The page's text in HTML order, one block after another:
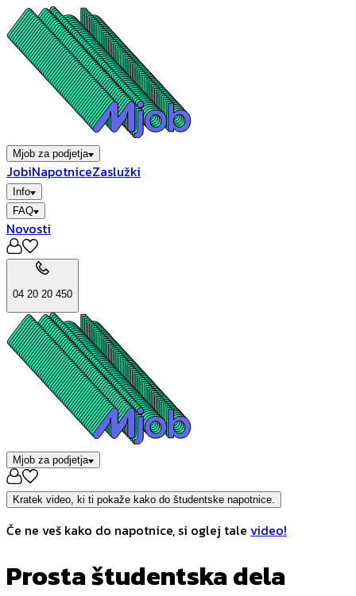
Mjob za podjetja
JobiNapotniceZaslužki
Info
FAQ
Novosti
04 20 20 450
Mjob za podjetja
Kratek video, ki ti pokaže kako do študentske napotnice.
Če ne veš kako do napotnice, si oglej tale video!
Prosta študentska dela